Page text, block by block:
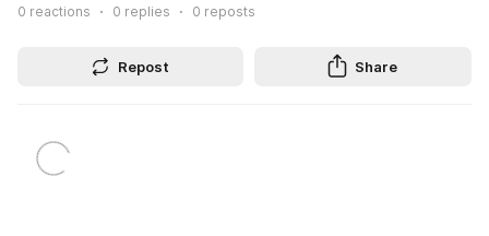
0 reactions 0 replies 0 reposts
Repost Share